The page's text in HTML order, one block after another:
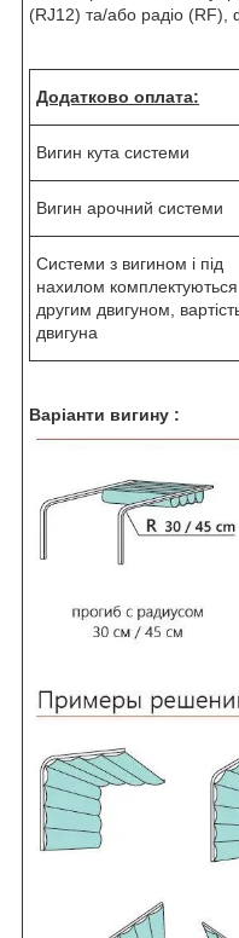
(RJ12) та/або радіо (RF),
Додатково оплата:
Вигин кута системи
Вигин арочний системи
Системи з вигином і під
нахилом комплектуються
другим двигуном,
двигуна
Варіанти вигину :